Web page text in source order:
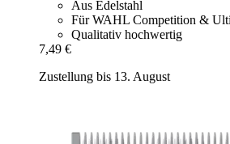
Aus Edelstahl
Für WAHL Competition &
Qualitativ hochwertig
7,49 €
Zustellung bis 13. August